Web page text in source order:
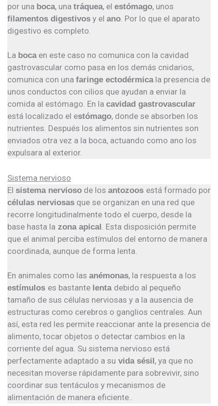
por una boca, una tráquea, el estómago, unos
filamentos digestivos y el ano. Por lo que el aparato
digestivo es completo.
La bocaen este caso no comunica con la cavidad
gastrovascular como pasa en los demás cnidarios,
comunica con una faringe ectodérmicala presencia de
unos conductos con cilios que ayudan a enviar la
comida al estómago. En la cavidad gastrovascular
está localizado el estómago, donde se absorben los
nutrientes. Después los alimentos sin nutrientes son
enviados otra vez a la boca, actuando como ano los
expulsara al exterior.
Sistema nervioso
El sistema nervioso de los antozoos está formado por
células nerviosas que se organizan en una red que
recorre longitudinalmente todo el cuerpo, desde la
base hasta la zona apical . Esta disposición permite
que el animal perciba estímulos del entorno de manera
coordinada, aunque de forma lenta.
En animales como las anémonas, la respuesta a los
estímulos es bastante lenta debido al pequeño
tamaño de sus células nerviosas y a la ausencia de
estructuras como cerebros o ganglios centrales. Aun
así, esta red les permite reaccionar ante la presencia de
alimento, tocar objetos o detectar cambios en la
corriente del agua. Su sistema nervioso está
perfectamente adaptado a su vida sésil , ya que no
necesitan moverse rápidamente para sobrevivir, sino
coordinar sus tentáculos y mecanismos de
alimentación de manera eficiente..